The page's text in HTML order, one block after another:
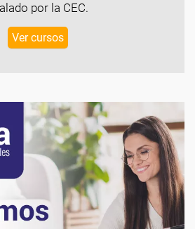
por la CEC.
Ver cursos